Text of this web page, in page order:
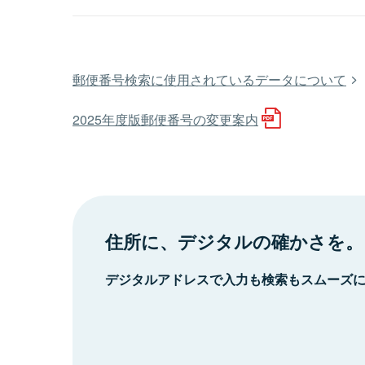
郵便番号検索に使用されているデータについて
2025年度版郵便番号の変更案内
住所に、デジタルの確かさを。
デジタルアドレスで入力も検索もスムーズ